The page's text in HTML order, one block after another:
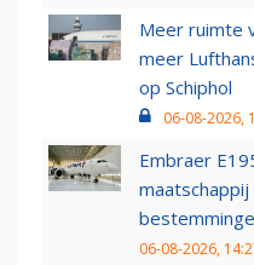
Meer ruimte
meer
op Schiphol
06-08-2026,
Embraer
06-08-2026,